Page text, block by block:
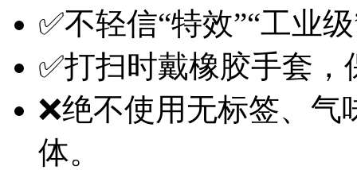
✅不轻信“特效”“工业
✅打扫时戴橡胶手套，
❌绝不使用无标签、
体。